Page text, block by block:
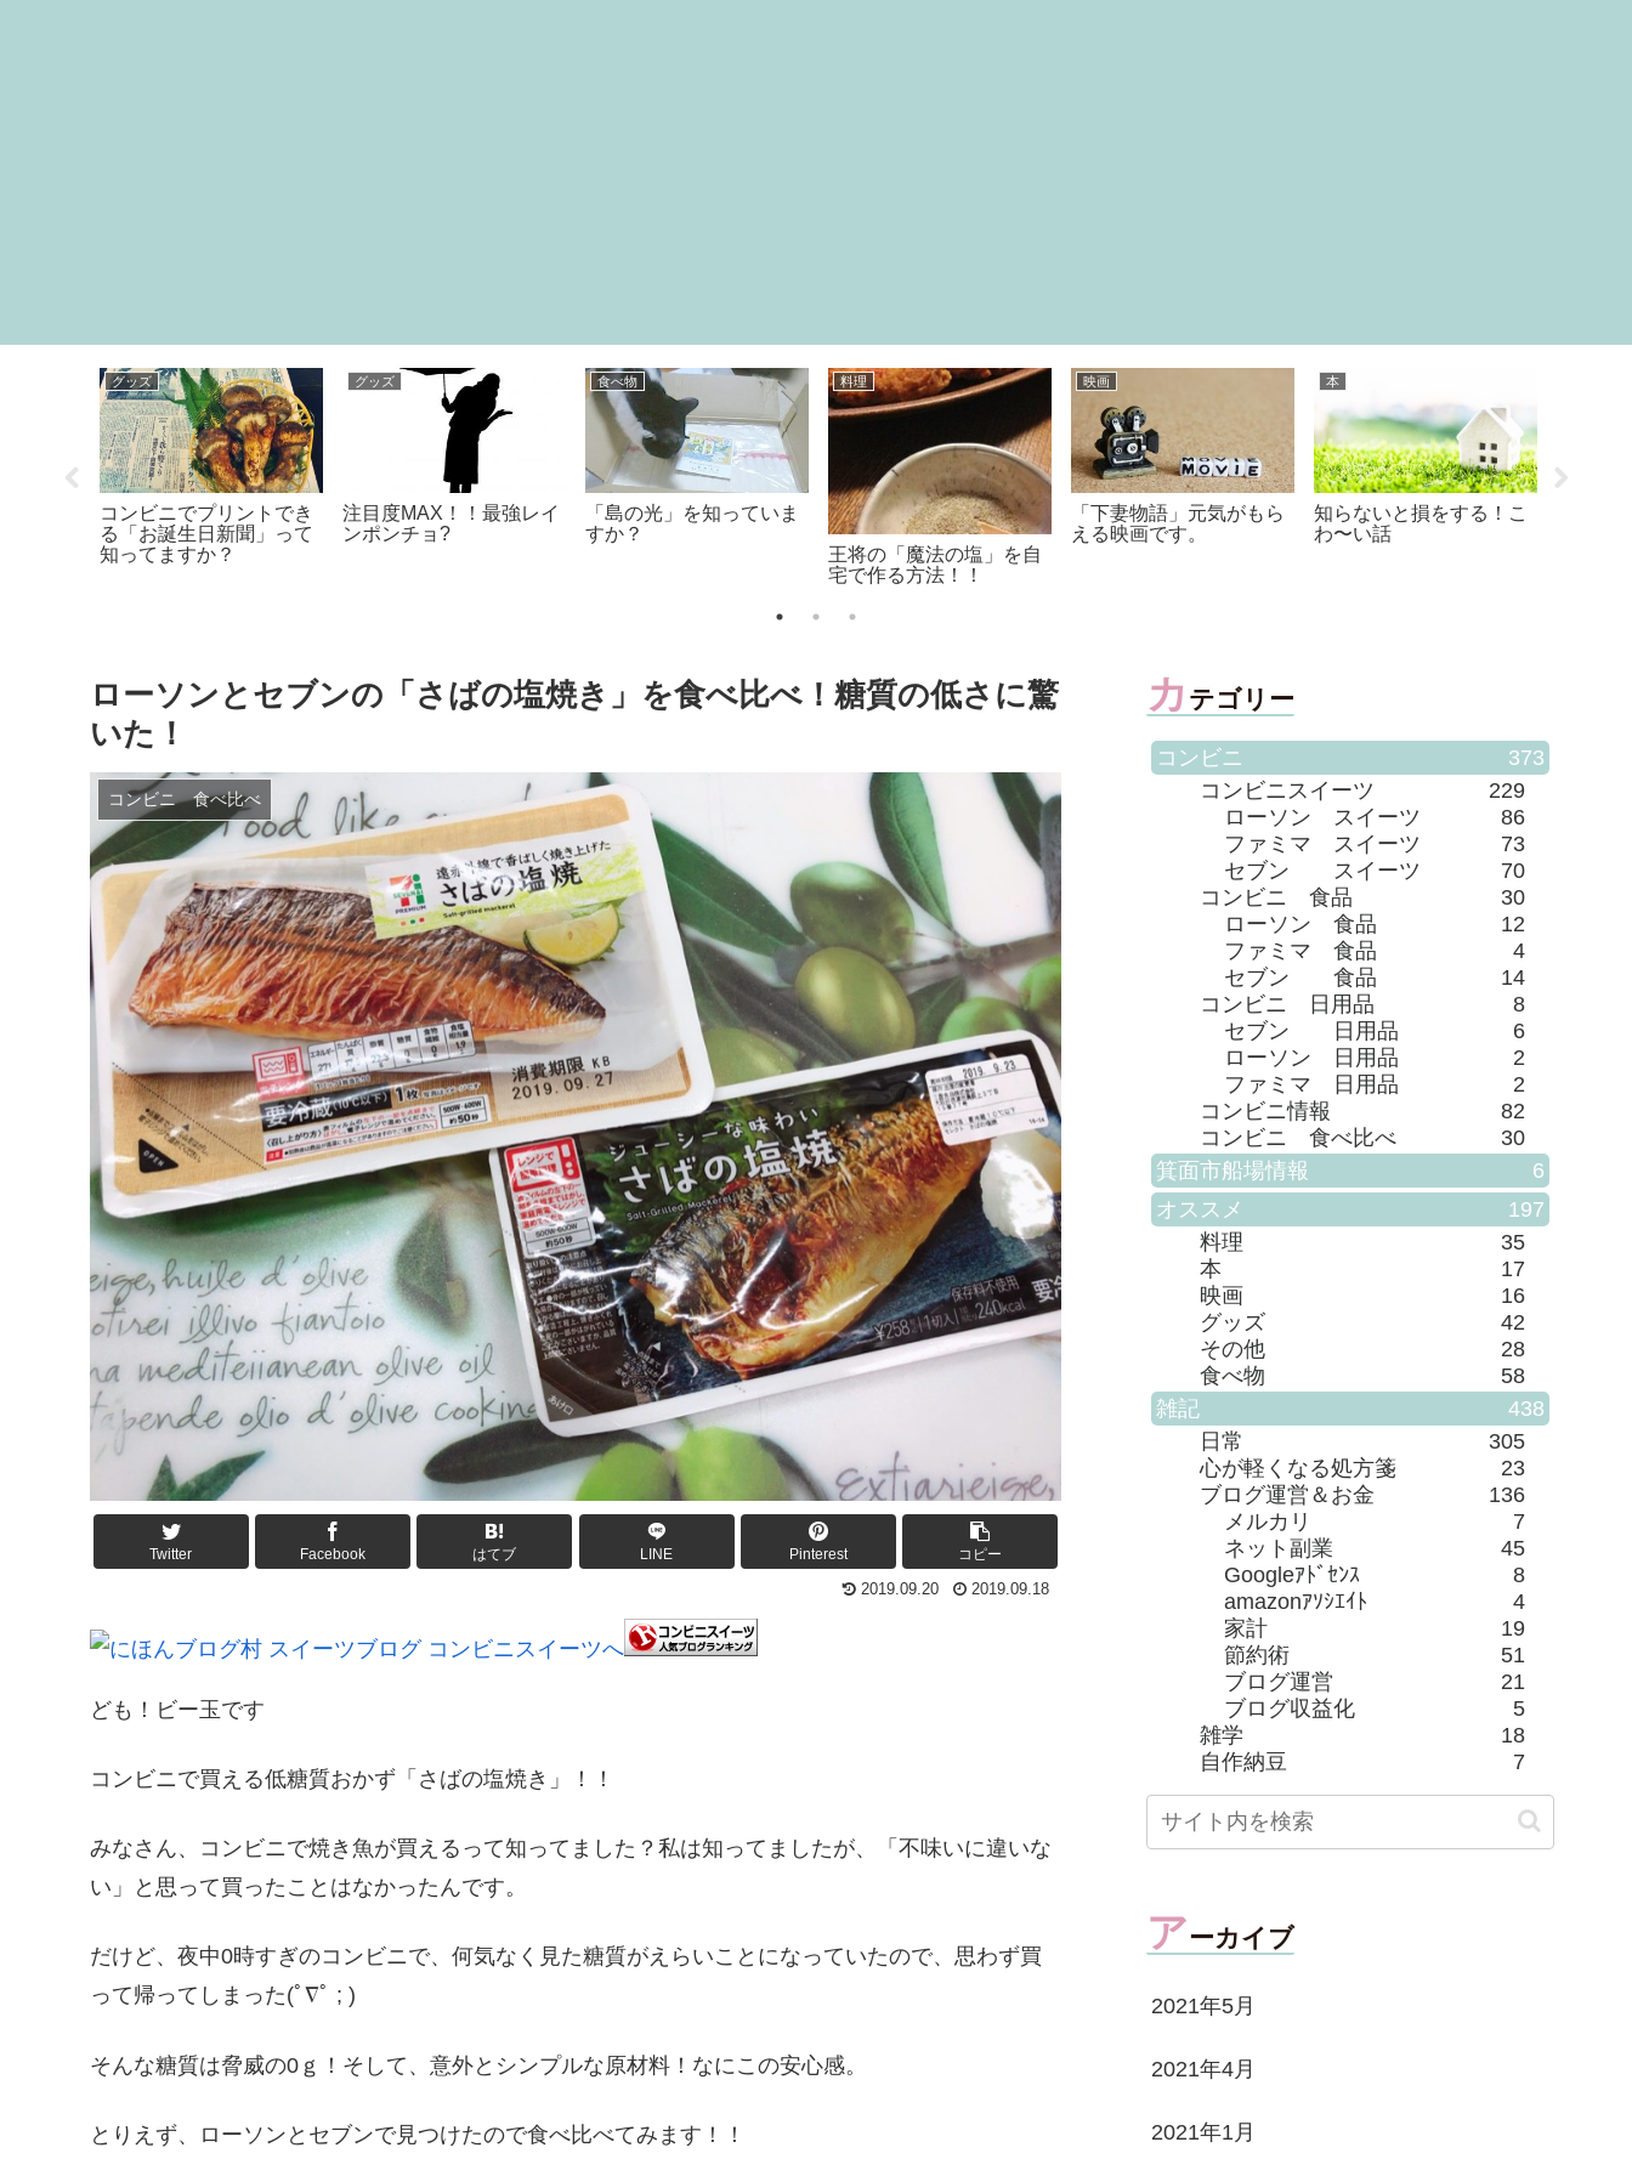
料理
煎茶を煎茶を美味しく頂
きます♪
日常
泣けるCMで涙活！！
食べ物
話題のルマンドアイスと
可愛いミ●キーさん♪
グッズ
バランスボールを買いま
した(≧∇≦)
料理
１００円ショップで買え
る高級食材♪
本
雑誌サライ3月号の付録
が素敵すぎる！！
ローソンとセブンの「さばの塩焼き」を食べ比べ！糖質の低さに驚
いた！
コンビニ 食べ比べ
Twitter Facebook はてブ LINE Pinterest コピー
2019.09.20 2019.09.18
ども！ビー玉です
コンビニで買える低糖質おかず「さばの塩焼き」！！
みなさん、コンビニで焼き魚が買えるって知ってました？私は知ってましたが、「不味いに違いな
い」と思って買ったことはなかったんです。
だけど、夜中0時すぎのコンビニで、何気なく見た糖質がえらいことになっていたので、思わず買
って帰ってしまった(ﾟ∇ﾟ ; )
そんな糖質は脅威の0ｇ！そして、意外とシンプルな原材料！なにこの安心感。
とりえず、ローソンとセブンで見つけたので食べ比べてみます！！
カ テゴリー
コンビニ
373
コンビニスイーツ
229
ローソン スイーツ
86
ファミマ スイーツ
73
セブン スイーツ
70
コンビニ 食品
30
ローソン 食品
12
ファミマ 食品
4
セブン 食品
14
コンビニ 日用品
8
セブン 日用品
6
ローソン 日用品
2
ファミマ 日用品
2
コンビニ情報
82
コンビニ 食べ比べ
30
箕面市船場情報
6
オススメ
197
料理
35
本
17
映画
16
グッズ
42
その他
28
食べ物
58
雑記
438
日常
305
心が軽くなる処方箋
23
ブログ運営＆お金
136
メルカリ
7
ネット副業
45
Googleｱﾄﾞｾﾝｽ
8
amazonｱｿｼｴｲﾄ
4
家計
19
節約術
51
ブログ運営
21
ブログ収益化
5
雑学
18
自作納豆
7
アーカイブ
2021年5月
2021年4月
2021年1月